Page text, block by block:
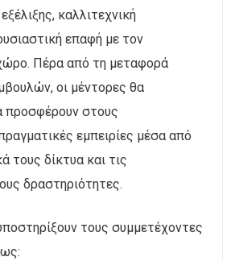
καλλιτεχνική
επαφή με τον
Πέρα από τη μεταφορά
οι μέντορες θα
προσφέρουν στους
εμπειρίες μέσα από
τους δίκτυα και τις
δραστηριότητες.
τους συμμετέχοντες